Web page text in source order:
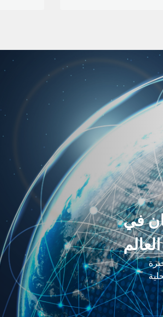
في
العالم